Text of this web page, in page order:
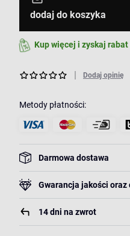
dodaj do koszyka
Kup więcej i zyskaj
Dodaj opinię
Metody płatności:
Darmowa dostawa
Gwarancja jakości
14 dni na zwrot